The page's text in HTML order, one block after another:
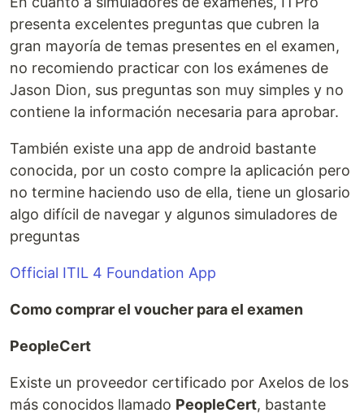
presenta excelentes preguntas que cubren la
gran mayoría de temas presentes en el examen,
no recomiendo practicar con los exámenes de
Jason Dion, sus preguntas son muy simples y no
contiene la información necesaria para aprobar.
También existe una app de android bastante
conocida, por un costo compre la aplicación pero
no termine haciendo uso de ella, tiene un glosario
algo difícil de navegar y algunos simuladores de
preguntas
Official ITIL 4 Foundation App
Como comprar el voucher para el examen
PeopleCert
Existe un proveedor certificado por Axelos de los
más conocidos llamado PeopleCert, bastante